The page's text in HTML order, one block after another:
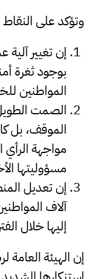
وتؤكد على النقاط
إن تغيير
بوجود ثغرة
المواطنين
الصمت
الموقف، بل
مواجهة
مسؤوليتها
إن تعديل
آلاف
إليها خلال
إن الهيئة